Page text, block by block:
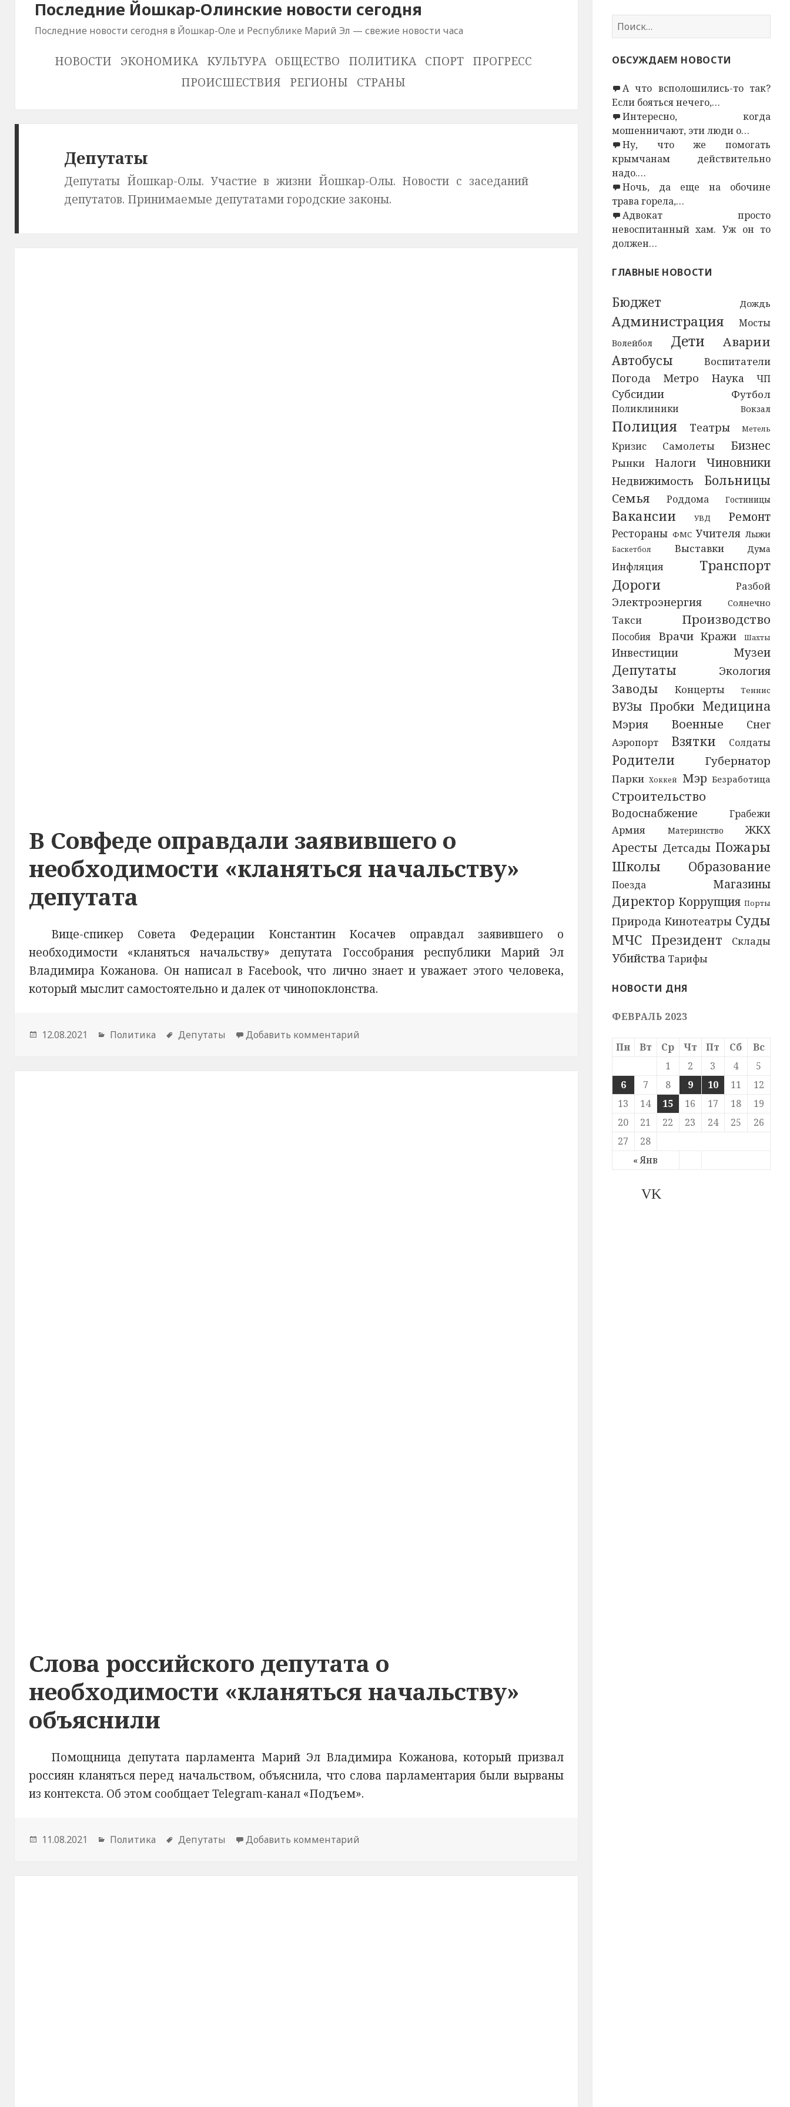
Последние Йошкар-Олинские новости сегодня
Последние новости сегодня в Йошкар-Оле и Республике Марий Эл — свежие новости часа
НОВОСТИ ЭКОНОМИКА КУЛЬТУРА ОБЩЕСТВО ПОЛИТИКА СПОРТ
ПРОГРЕСС
ПРОИСШЕСТВИЯ
РЕГИОНЫ СТРАНЫ
Н
а
т
:
ОБСУЖДАЕМ НОВОСТИ
А что всполошились-то так?
Если бояться нечего,…
Интересно, когда
мошенничают, эти люди о…
Ну, что же помогать
крымчанам действительно
надо.…
Ночь, да еще на обочине
трава горела,…
Адвокат просто
невоспитанный хам. Уж он то
должен…
ГЛАВНЫЕ НОВОСТИ
Бюджет Дождь
Администрация Мосты
Волейбол Дети Аварии
Автобусы Воспитатели
Погода Метро Наука ЧП
Субсидии Футбол
Поликлиники Вокзал
Полиция Театры Метель
Кризис Самолеты Бизнес
Рынки Налоги Чиновники
Недвижимость Больницы
Семья Роддома Гостиницы
Вакансии УВД Ремонт
Рестораны ФМС Учителя Лыжи
Баскетбол Выставки Дума
Инфляция Транспорт
Дороги Разбой
Электроэнергия Солнечно
Такси Производство
Пособия Врачи Кражи Шахты
Инвестиции Музеи
Депутаты Экология
Заводы Концерты Теннис
ВУЗы Пробки Медицина
Мэрия Военные Снег
Аэропорт Взятки Солдаты
Родители Губернатор
Парки Хоккей Мэр Безработица
Строительство
Водоснабжение Грабежи
Армия Материнство ЖКХ
Аресты Детсады Пожары
Школы Образование
Поезда Магазины
Директор Коррупция Порты
Природа Кинотеатры Суды
МЧС Президент Склады
Убийства Тарифы
НОВОСТИ ДНЯ
ФЕВРАЛЬ 2023
Пн Вт Ср Чт Пт Сб Вс
« Янв
1 2 3 4
5
6
7 8 9 10 11
12
13
14 15 16 17 18
19
20
21 22 23 24 25
26
27
28
VK
Депутаты
Депутаты Йошкар-Олы. Участие в жизни Йошкар-Олы. Новости с заседаний
депутатов. Принимаемые депутатами городские законы.
В Совфеде оправдали заявившего о
необходимости «кланяться начальству»
депутата
Вице-спикер Совета Федерации Константин Косачев оправдал заявившего о
необходимости «кланяться начальству» депутата Госсобрания республики Марий Эл
Владимира Кожанова. Он написал в Facebook, что лично знает и уважает этого человека,
который мыслит самостоятельно и далек от чинопоклонства.
Опубликовано
12.08.2021 Рубрики
Политика Метки
Депутаты Добавить комментарий
Слова российского депутата о
необходимости «кланяться начальству»
объяснили
Помощница депутата парламента Марий Эл Владимира Кожанова, который призвал
россиян кланяться перед начальством, объяснила, что слова парламентария были вырваны
из контекста. Об этом сообщает Telegram-канал «Подъем».
Опубликовано
11.08.2021 Рубрики
Политика Метки
Депутаты Добавить комментарий